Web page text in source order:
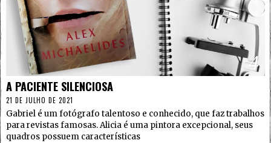
4
A PACIENTE SILENCIOSA
21 DE JULHO DE 2021
Gabriel é um fotógrafo talentoso e conhecido, que faz trabalhos
para revistas famosas. Alicia é uma pintora excepcional, seus
quadros possuem características